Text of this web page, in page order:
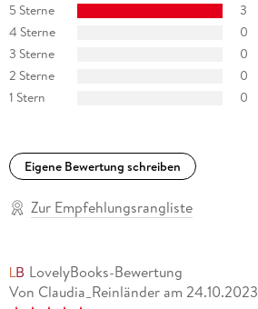
5 Sterne
3
4 Sterne
0
3 Sterne
0
2 Sterne
0
1 Stern
0
Eigene Bewertung schreiben
Zur Empfehlungsrangliste
LovelyBooks-Bewertung
Von Claudia_Reinländer am 24.10.2023